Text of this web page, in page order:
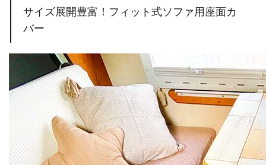
サイズ展開豊富！フィット式ソファ用座面カ
バー